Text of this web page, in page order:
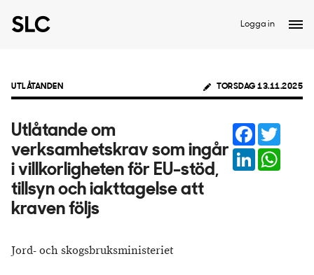
Logga in
UTLÅTANDEN TORSDAG 13.11.2025
Utlåtande om
verksamhetskrav som ingår
i villkorligheten för EU-stöd,
tillsyn och iakttagelse att
kraven följs
Facebook
LinkedIn
Jord- och skogsbruksministeriet